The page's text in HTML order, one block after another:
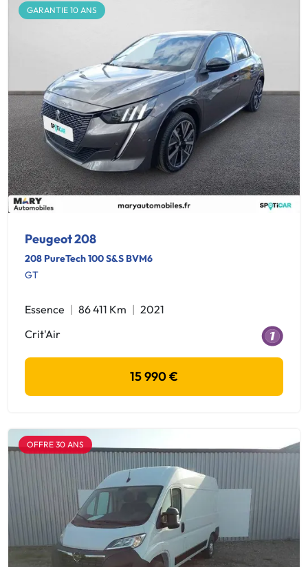
GARANTIE 10 ANS
Peugeot 208
208 PureTech 100 S&S BVM6
GT
Essence 86 411 Km
2021
Crit'Air
15 990 €
OFFRE 30 ANS